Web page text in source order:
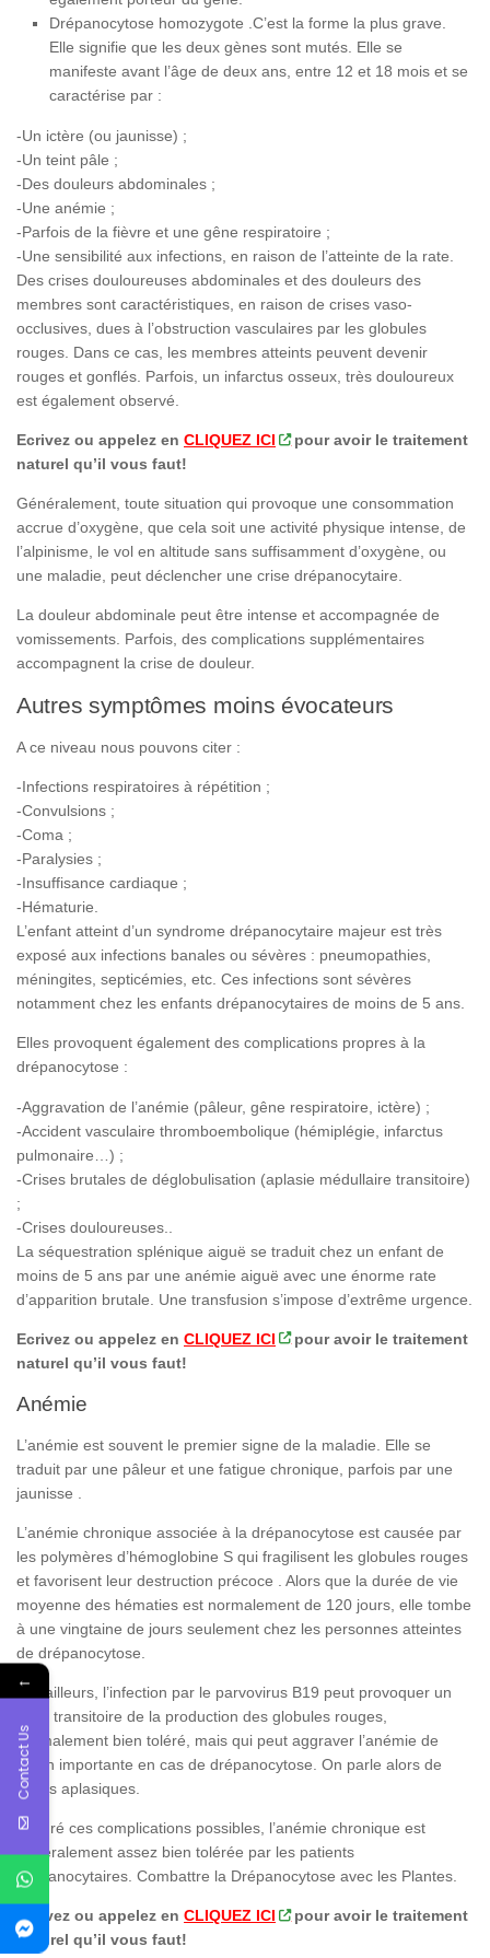
Drépanocytose homozygote .C’est la forme la plus grave.
Elle signifie que les deux gènes sont mutés. Elle se
manifeste avant l’âge de deux ans, entre 12 et 18 mois et se
caractérise par :
-Un ictère (ou jaunisse) ;
-Un teint pâle ;
-Des douleurs abdominales ;
-Une anémie ;
-Parfois de la fièvre et une gêne respiratoire ;
-Une sensibilité aux infections, en raison de l’atteinte de la rate.
Des crises douloureuses abdominales et des douleurs des
membres sont caractéristiques, en raison de crises vaso-
occlusives, dues à l’obstruction vasculaires par les globules
rouges. Dans ce cas, les membres atteints peuvent devenir
rouges et gonflés. Parfois, un infarctus osseux, très douloureux
est également observé.
Ecrivez ou appelez en CLIQUEZ ICI
pour avoir le traitement
naturel qu’il vous faut!
Généralement, toute situation qui provoque une consommation
accrue d’oxygène, que cela soit une activité physique intense, de
l’alpinisme, le vol en altitude sans suffisamment d’oxygène, ou
une maladie, peut déclencher une crise drépanocytaire.
La douleur abdominale peut être intense et accompagnée de
vomissements. Parfois, des complications supplémentaires
accompagnent la crise de douleur.
Autres symptômes moins évocateurs
A ce niveau nous pouvons citer :
-Infections respiratoires à répétition ;
-Convulsions ;
-Coma ;
-Paralysies ;
-Insuffisance cardiaque ;
-Hématurie.
L’enfant atteint d’un syndrome drépanocytaire majeur est très
exposé aux infections banales ou sévères : pneumopathies,
méningites, septicémies, etc. Ces infections sont sévères
notamment chez les enfants drépanocytaires de moins de 5 ans.
Elles provoquent également des complications propres à la
drépanocytose :
-Aggravation de l’anémie (pâleur, gêne respiratoire, ictère) ;
-Accident vasculaire thromboembolique (hémiplégie, infarctus
pulmonaire…) ;
-Crises brutales de déglobulisation (aplasie médullaire transitoire)
;
-Crises douloureuses..
La séquestration splénique aiguë se traduit chez un enfant de
moins de 5 ans par une anémie aiguë avec une énorme rate
d’apparition brutale. Une transfusion s’impose d’extrême urgence.
Ecrivez ou appelez en CLIQUEZ ICI
pour avoir le traitement
naturel qu’il vous faut!
Anémie
L’anémie est souvent le premier signe de la maladie. Elle se
traduit par une pâleur et une fatigue chronique, parfois par une
jaunisse .
L’anémie chronique associée à la drépanocytose est causée par
les polymères d’hémoglobine S qui fragilisent les globules rouges
et favorisent leur destruction précoce . Alors que la durée de vie
moyenne des hématies est normalement de 120 jours, elle tombe
à une vingtaine de jours seulement chez les personnes atteintes
de drépanocytose.
Par ailleurs, l’infection par le parvovirus B19 peut provoquer un
arrêt transitoire de la production des globules rouges,
normalement bien toléré, mais qui peut aggraver l’anémie de
façon importante en cas de drépanocytose. On parle alors de
crises aplasiques.
Malgré ces complications possibles, l’anémie chronique est
généralement assez bien tolérée par les patients
drépanocytaires. Combattre la Drépanocytose avec les Plantes.
Ecrivez ou appelez en CLIQUEZ ICI
pour avoir le traitement
naturel qu’il vous faut!
←
Contact Us